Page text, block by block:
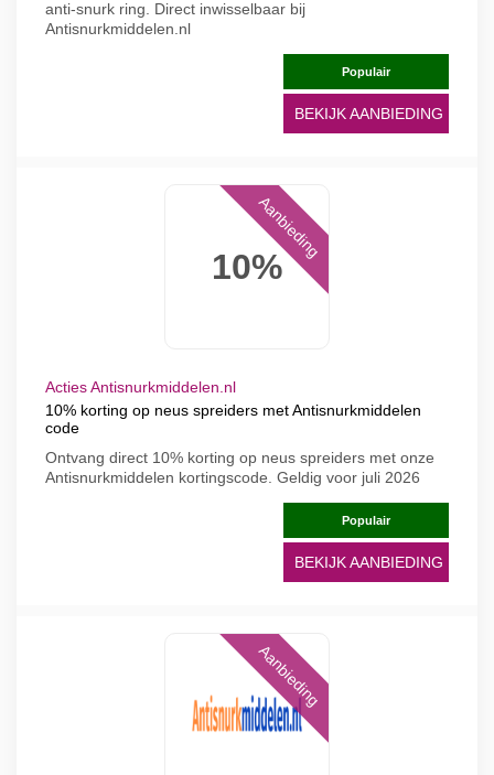
anti-snurk ring. Direct inwisselbaar bij
Antisnurkmiddelen.nl
Populair
BEKIJK AANBIEDING
10%
Aanbieding
Acties Antisnurkmiddelen.nl
10% korting op neus spreiders met Antisnurkmiddelen
code
Ontvang direct 10% korting op neus spreiders met onze
Antisnurkmiddelen kortingscode. Geldig voor juli 2026
Populair
BEKIJK AANBIEDING
Aanbieding